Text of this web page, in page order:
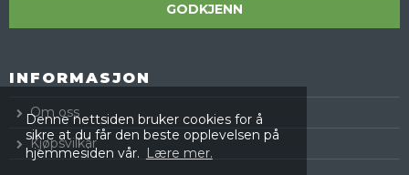
Denne nettsiden bruker cookies for å
sikre at du får den beste opplevelsen på
hjemmesiden vår. Lære mer.
GODKJENN
INFORMASJON
Om oss
Kjøpsvilkår